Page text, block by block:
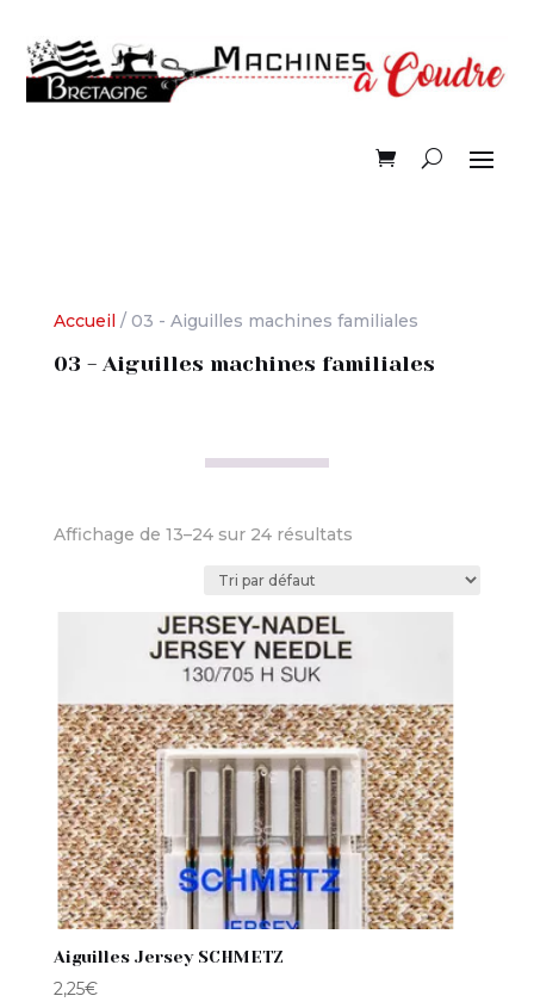
Accueil / 03 - Aiguilles machines familiales
03 - Aiguilles machines familiales
Affichage de 13–24 sur 24 résultats
Aiguilles Jersey SCHMETZ
2,25€